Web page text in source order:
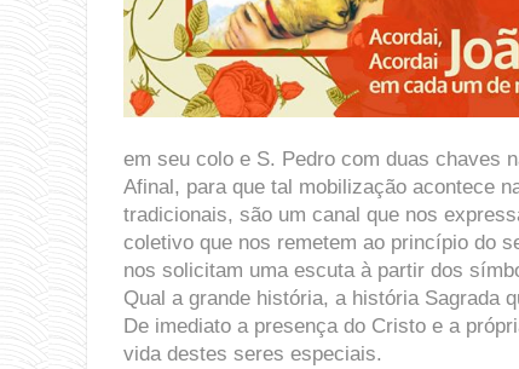
em seu colo e S. Pedro com duas chaves
Afinal, para que tal mobilização acontece
tradicionais, são um canal que nos
coletivo que nos remetem ao princípio do
nos solicitam uma escuta à partir dos
Qual a grande história, a história Sagrada
De imediato a presença do Cristo e a
vida destes seres especiais.